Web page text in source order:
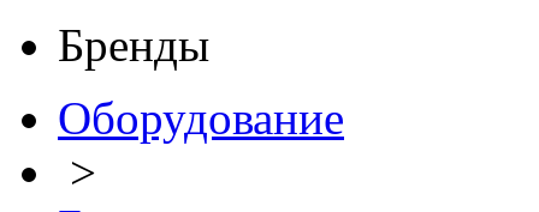
Бренды
Оборудование
>